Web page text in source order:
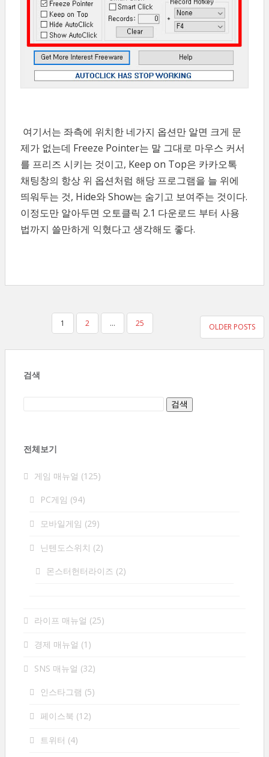
여기서는 좌측에 위치한 네가지 옵션만 알면 크게 문
제가 없는데 Freeze Pointer는 말 그대로 마우스 커서
를 프리즈 시키는 것이고, Keep on Top은 카카오톡
채팅창의 항상 위 옵션처럼 해당 프로그램을 늘 위에
띄워두는 것, Hide와 Show는 숨기고 보여주는 것이다.
이정도만 알아두면 오토클릭 2.1 다운로드 부터 사용
법까지 쓸만하게 익혔다고 생각해도 좋다.
페
1 2 … 25 OLDER POSTS
검색
전체보기
게임 매뉴얼 (125)
PC게임 (94)
모바일게임 (29)
닌텐도스위치 (2)
몬스터헌터라이즈 (2)
라이프 매뉴얼 (25)
경제 매뉴얼 (1)
SNS 매뉴얼 (32)
인스타그램 (5)
페이스북 (12)
트위터 (4)